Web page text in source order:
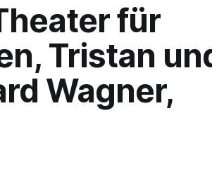
für
Tristan
Wagner,